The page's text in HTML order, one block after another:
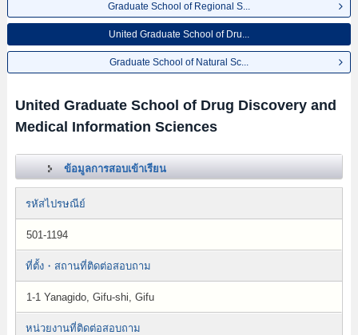
Graduate School of Regional S...
United Graduate School of Dru...
Graduate School of Natural Sc...
United Graduate School of Drug Discovery and
Medical Information Sciences
ข้อมูลการสอบเข้าเรียน
รหัสไปรษณีย์
501-1194
ที่ตั้ง・สถานที่ติดต่อสอบถาม
1-1 Yanagido, Gifu-shi, Gifu
หน่วยงานที่ติดต่อสอบถาม